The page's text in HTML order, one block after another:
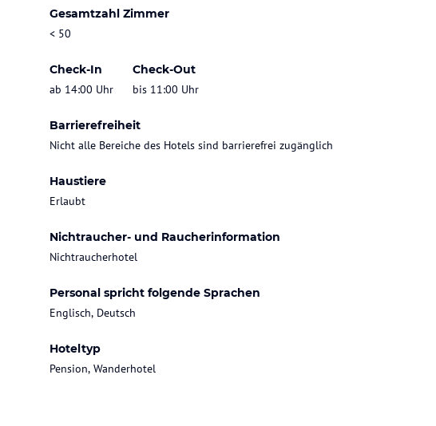
Gesamtzahl Zimmer
< 50
Check-In
ab 14:00 Uhr
Check-Out
bis 11:00 Uhr
Barrierefreiheit
Nicht alle Bereiche des Hotels sind barrierefrei zugänglich
Haustiere
Erlaubt
Nichtraucher- und Raucherinformation
Nichtraucherhotel
Personal spricht folgende Sprachen
Englisch, Deutsch
Hoteltyp
Pension, Wanderhotel